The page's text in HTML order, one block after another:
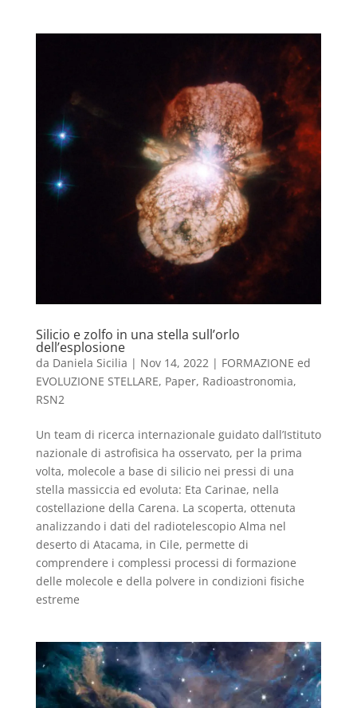
Silicio e zolfo in una stella sull’orlo
dell’esplosione
da Daniela Sicilia | Nov 14, 2022| FORMAZIONE ed
EVOLUZIONE STELLARE, Paper, Radioastronomia,
RSN2
Un team di ricerca internazionale guidato dall’Istituto
nazionale di astrofisica ha osservato, per la prima
volta, molecole a base di silicio nei pressi di una
stella massiccia ed evoluta: Eta Carinae, nella
costellazione della Carena. La scoperta, ottenuta
analizzando i dati del radiotelescopio Alma nel
deserto di Atacama, in Cile, permette di
comprendere i complessi processi di formazione
delle molecole e della polvere in condizioni fisiche
estreme